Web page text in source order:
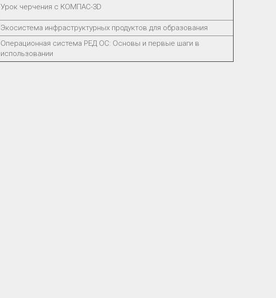
Урок черчения с КОМПАС-3D
Экосистема инфраструктурных продуктов для образования
Операционная система РЕД ОС: Основы и первые шаги в
использовании